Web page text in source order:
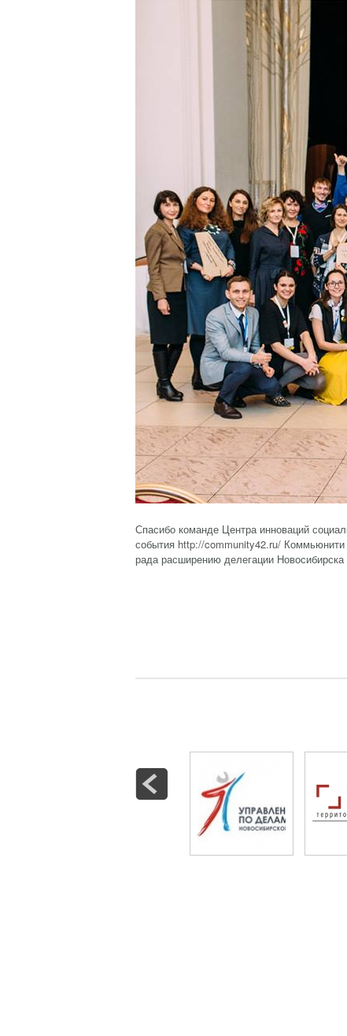
Спасибо команде Центра инноваций
события http://community42.ru/ Коммьюнити
рада расширению делегации Новосибирска